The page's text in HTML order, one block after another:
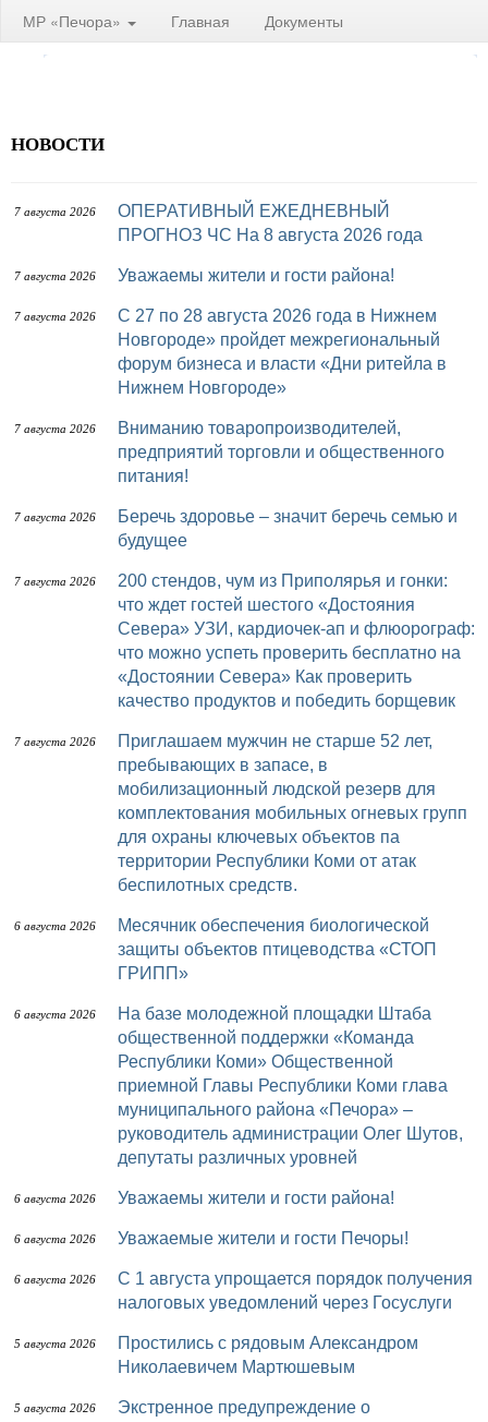
МР «Печора» Главная Документы
НОВОСТИ
7 августа 2026
ОПЕРАТИВНЫЙ ЕЖЕДНЕВНЫЙ
ПРОГНОЗ ЧС На 8 августа 2026 года
7 августа 2026 Уважаемы жители и гости района!
7 августа 2026
с 27 по 28 августа 2026 года в Нижнем
Новгороде» пройдет межрегиональный
форум бизнеса и власти «Дни ритейла в
Нижнем Новгороде»
7 августа 2026
Вниманию товаропроизводителей,
предприятий торговли и общественного
питания!
7 августа 2026
Беречь здоровье – значит беречь семью и
будущее
7 августа 2026
200 стендов, чум из Приполярья и гонки:
что ждет гостей шестого «Достояния
Севера» УЗИ, кардиочек-ап и флюорограф:
что можно успеть проверить бесплатно на
«Достоянии Севера» Как проверить
качество продуктов и победить борщевик
7 августа 2026
Приглашаем мужчин не старше 52 лет,
пребывающих в запасе, в
мобилизационный людской резерв для
комплектования мобильных огневых групп
для охраны ключевых объектов па
территории Республики Коми от атак
беспилотных средств.
6 августа 2026
Месячник обеспечения биологической
защиты объектов птицеводства «СТОП
ГРИПП»
6 августа 2026
На базе молодежной площадки Штаба
общественной поддержки «Команда
Республики Коми» Общественной
приемной Главы Республики Коми глава
муниципального района «Печора» –
руководитель администрации Олег Шутов,
депутаты различных уровней
6 августа 2026 Уважаемы жители и гости района!
6 августа 2026 Уважаемые жители и гости Печоры!
6 августа 2026
С 1 августа упрощается порядок получения
налоговых уведомлений через Госуслуги
5 августа 2026
Простились с рядовым Александром
Николаевичем Мартюшевым
5 августа 2026
Экстренное предупреждение о